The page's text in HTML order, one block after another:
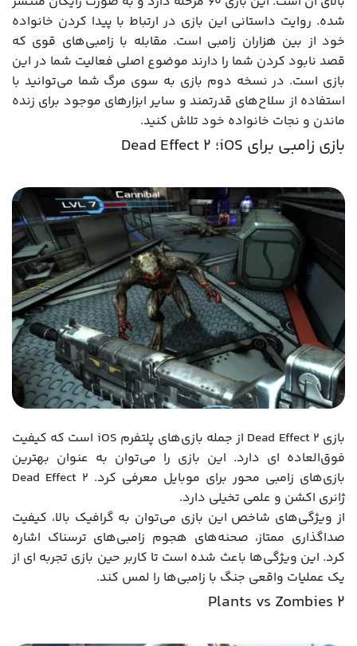
شده. روایت داستانی این بازی در ارتباط با پیدا کردن خانواده
خود از بین هزاران زامبی است. مقابله با زامبی‌های قوی که
قصد نابود کردن شما را دارند موضوع اصلی فعالیت شما در این
بازی است. در نسخه دوم بازی به سوی مرگ شما می‌توانید با
استفاده از سلاح‌های قدرتمند و سایر ابزارهای موجود برای زنده
ماندن و نجات خانواده خود تلاش کنید.
بازی زامبی برای iOS؛ Dead Effect 2
بازی Dead Effect 2 از جمله بازی‌های پلتفرم iOS است که کیفیت
فوق‌العاده ای دارد. این بازی را می‌توان به عنوان بهترین
بازی‌های زامبی محور برای موبایل معرفی کرد. Dead Effect 2
ژانری اکشن و علمی تخیلی دارد.
از ویژگی‌های شاخص این بازی می‌توان به گرافیک بالا، کیفیت
صداگذاری ممتاز، صحنه‌های هجوم زامبی‌های ترسناک اشاره
کرد. این ویژگی‌ها باعث شده است تا کاربر حین بازی تجربه ای از
یک عملیات واقعی جنگ با زامبی‌ها را لمس کند.
Plants vs Zombies 2